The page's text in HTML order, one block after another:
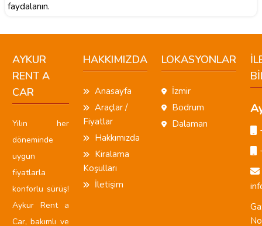
faydalanın.
AYKUR
RENT A
CAR
Yılın her
döneminde
uygun
fiyatlarla
konforlu sürüş!
Aykur Rent a
Car, bakımlı ve
HAKKIMIZDA
Anasayfa
Araçlar /
Fiyatlar
Hakkımızda
Kiralama
Koşulları
İletişim
LOKASYONLAR
İzmir
Bodrum
Dalaman